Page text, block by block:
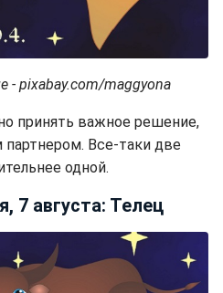
- pixabay.com/maggyona
принять важное решение,
Все-таки две
одной.
7 августа: Телец